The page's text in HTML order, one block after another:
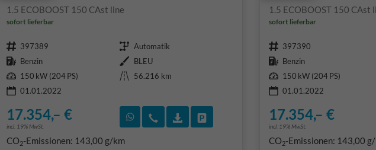
1.5 ECOBOOST 150 CAst line
sofort lieferbar
Fahrzeugnr. 397389 Getriebe Automatik
Kraftstoff Benzin Außenfarbe BLEU
Leistung 150 kW (204 PS) Kilometerstand
56.216 km
01.01.2022
17.354,– €
incl. 19% MwSt.
Rückruf vereinbaren
Wir rufen Sie an
Fahrzeugexposé (PDF)
Fahrzeug parken
CO2-Emissionen: 143,00 g/km
1.5 ECOBOOST 150 CAst
sofort lieferbar
Fahrzeugnr. 397390
Kraftstoff Benzin
Leistung 150 kW (204 PS)
01.01.2022
17.354,– €
incl. 19% MwSt.
CO2-Emissionen: 143,00